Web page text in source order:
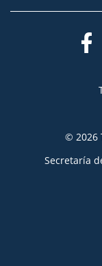
© 2026
Secretaría